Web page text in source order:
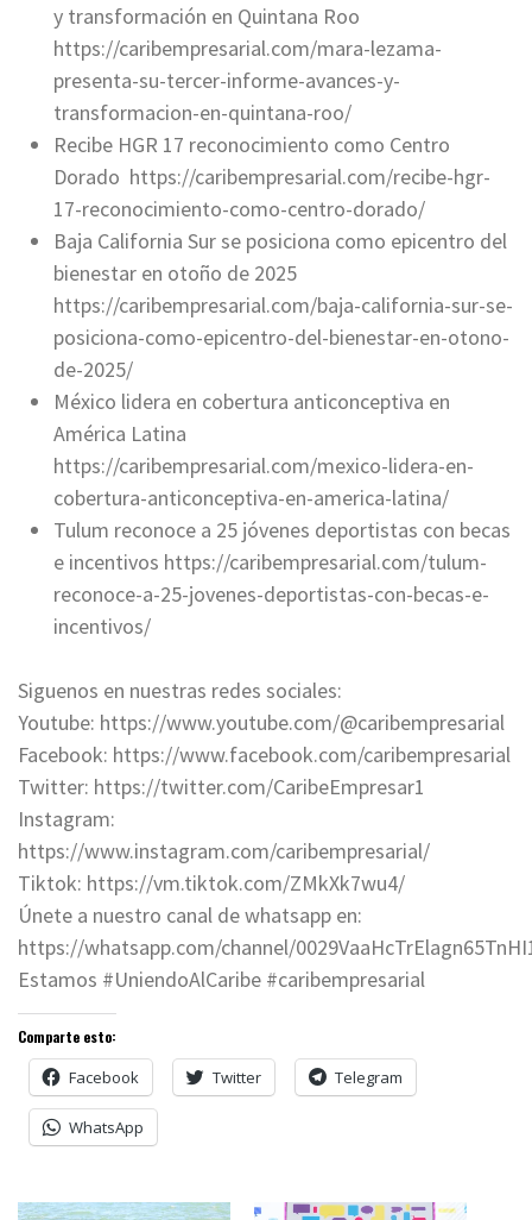
y transformación en Quintana Roo
https://caribempresarial.com/mara-lezama-
presenta-su-tercer-informe-avances-y-
transformacion-en-quintana-roo/
Recibe HGR 17 reconocimiento como Centro
Dorado https://caribempresarial.com/recibe-hgr-
17-reconocimiento-como-centro-dorado/
Baja California Sur se posiciona como epicentro del
bienestar en otoño de 2025
https://caribempresarial.com/baja-california-sur-se-
posiciona-como-epicentro-del-bienestar-en-otono-
de-2025/
México lidera en cobertura anticonceptiva en
América Latina
https://caribempresarial.com/mexico-lidera-en-
cobertura-anticonceptiva-en-america-latina/
Tulum reconoce a 25 jóvenes deportistas con becas
e incentivos https://caribempresarial.com/tulum-
reconoce-a-25-jovenes-deportistas-con-becas-e-
incentivos/
Siguenos en nuestras redes sociales:
Youtube: https://www.youtube.com/@caribempresarial
Facebook: https://www.facebook.com/caribempresarial
Twitter: https://twitter.com/CaribeEmpresar1
Instagram:
https://www.instagram.com/caribempresarial/
Tiktok: https://vm.tiktok.com/ZMkXk7wu4/
Únete a nuestro canal de whatsapp en:
https://whatsapp.com/channel/
Estamos #UniendoAlCaribe #caribempresarial
Comparte esto:
Facebook Twitter Telegram
WhatsApp